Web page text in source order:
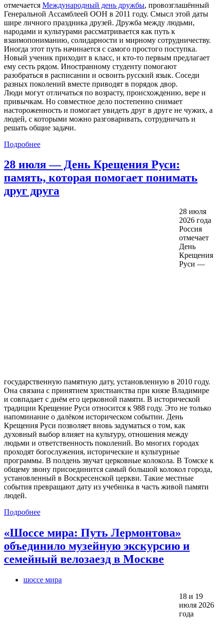
отмечается Международный день дружбы, провозглашённый
Генеральной Ассамблеей ООН в 2011 году. Смысл этой даты
шире личного праздника друзей. Дружба между людьми,
народами и культурами рассматривается как путь к
взаимопониманию, солидарности и мирному сотрудничеству.
Иногда этот путь начинается с самого простого поступка.
Новый ученик приходит в класс, и кто-то первым предлагает
ему сесть рядом. Иностранному студенту помогают
разобраться в расписании и освоить русский язык. Соседи
разных поколений вместе приводят в порядок двор.
Люди могут отличаться по возрасту, происхождению, вере и
привычкам. Но совместное дело постепенно снимает
настороженность и помогает увидеть друг в друге не чужих, а
людей, с которыми можно разговаривать, сотрудничать и
решать общие задачи.
Подробнее
28 июля — День Крещения Руси:
память, которая помогает понимать
друг друга
28 июля
2026 года
Россия
отмечает
День
Крещения
Руси —
государственную памятную дату, установленную в 2010 году.
Она связана с принятием христианства при князе Владимире
и совпадает с днём его церковной памяти. В исторической
традиции Крещение Руси относится к 988 году. Это не только
напоминание о далёком историческом событии. День
Крещения Руси позволяет вновь задуматься о том, как
духовный выбор влияет на культуру, отношения между
людьми и ответственность поколений. Во многих городах
проходят богослужения, исторические и культурные
программы. В полдень звучат церковные колокола. В Томске к
общему звону присоединится самый большой колокол города,
установленный в Воскресенской церкви. Такие местные
события превращают дату из учебника в часть живой памяти
людей.
Подробнее
«Шоссе мира: Путь Лермонтова»
объединило музейную экскурсию и
семейный велозаезд в Москве
шоссе мира
18 и 19
июля 2026
года